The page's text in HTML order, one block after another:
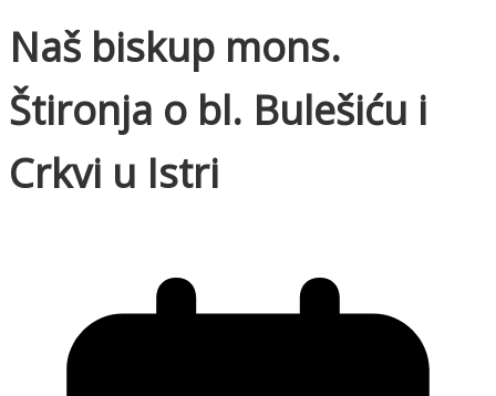
Naš biskup mons.
Štironja o bl. Bulešiću i
Crkvi u Istri